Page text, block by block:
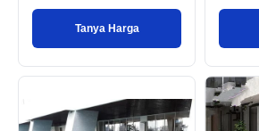
Tanya Harga